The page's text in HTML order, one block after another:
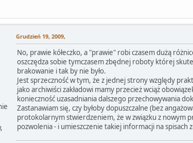
Grudzień 19, 2009,
No, prawie kółeczko, a "prawie" robi czasem dużą
oszczędza sobie tymczasem zbędnej roboty której
brakowanie i tak by nie było.
Jest sprzeczność w tym, że z jednej strony względy
jako archiwiści zakładowi mamy przecież wciąż
konieczność uzasadniania dalszego przechowywania
Zastanawiam się, czy byłoby dopuszczalne (bez
protokolarnym stwierdzeniem, że w związku z nowym
pozwolenia - i umieszczenie takiej informacji na spisach